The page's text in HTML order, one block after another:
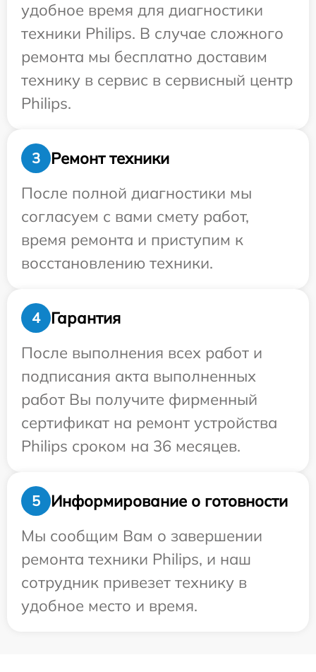
удобное время для диагностики
техники Philips. В случае сложного
ремонта мы бесплатно доставим
технику в сервис в сервисный центр
Philips.
3
Ремонт техники
После полной диагностики мы
согласуем с вами смету работ,
время ремонта и приступим к
восстановлению техники.
4
Гарантия
После выполнения всех работ и
подписания акта выполненных
работ Вы получите фирменный
сертификат на ремонт устройства
Philips сроком на 36 месяцев.
5
Информирование о готовности
Мы сообщим Вам о завершении
ремонта техники Philips, и наш
сотрудник привезет технику в
удобное место и время.